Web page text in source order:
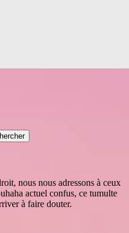
nous nous adressons à ceux
actuel confus, ce tumulte
à faire douter.